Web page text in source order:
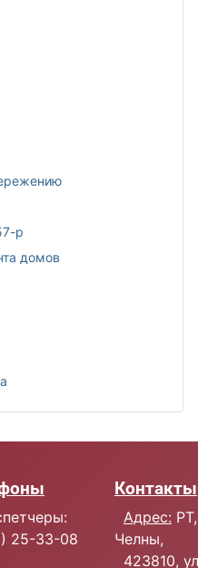
р
домов
25-33-08
Контакты
Адрес:
Челны,
423810,